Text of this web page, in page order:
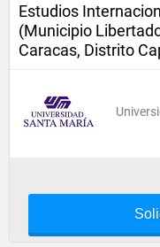
Estudios
(Municipio
Caracas, Distrito